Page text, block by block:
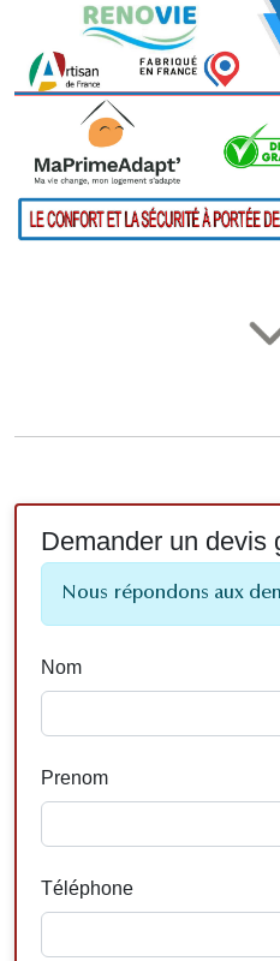
Demander un devis
Nous répondons aux
Nom
Prenom
Téléphone